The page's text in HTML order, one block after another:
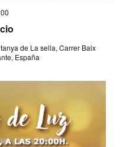
de La sella, Carrer Baix
España